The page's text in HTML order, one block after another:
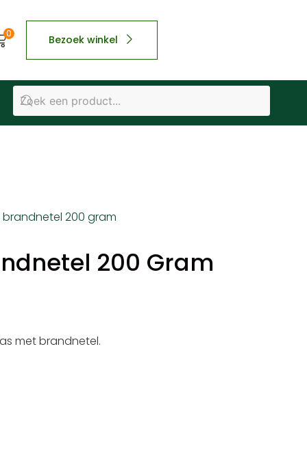
0 Bezoek winkel
200 gram
200 Gram
met brandnetel.